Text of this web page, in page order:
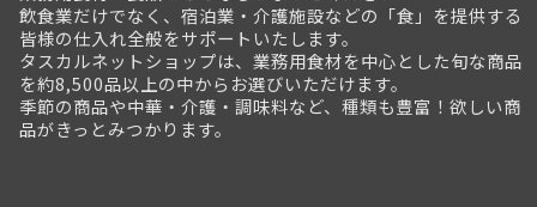
飲食業だけでなく、宿泊業・介護施設などの「食」を提供する
皆様の仕入れ全般をサポートいたします。
タスカルネットショップは、業務用食材を中心とした旬な商品
を約8,500品以上の中からお選びいただけます。
季節の商品や中華・介護・調味料など、種類も豊富！欲しい商
品がきっとみつかります。